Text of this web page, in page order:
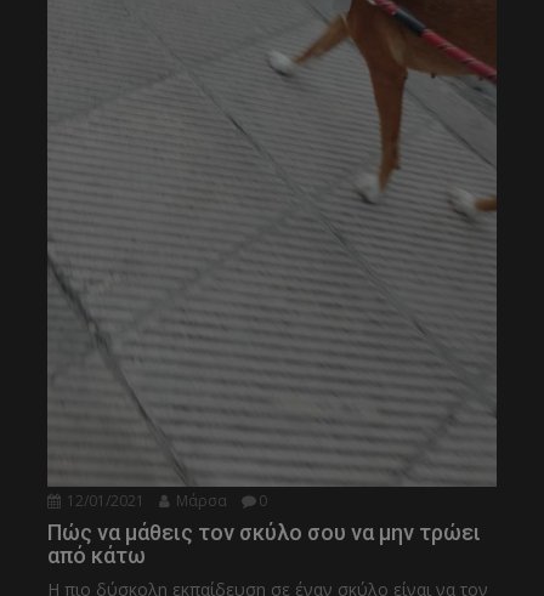
12/01/2021 Μάρσα 0
Πώς να μάθεις τον σκύλο σου να μην τρώει
από κάτω
Η πιο δύσκολη εκπαίδευση σε έναν σκύλο είναι να τον